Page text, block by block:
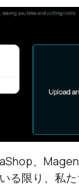
、
る限り、私